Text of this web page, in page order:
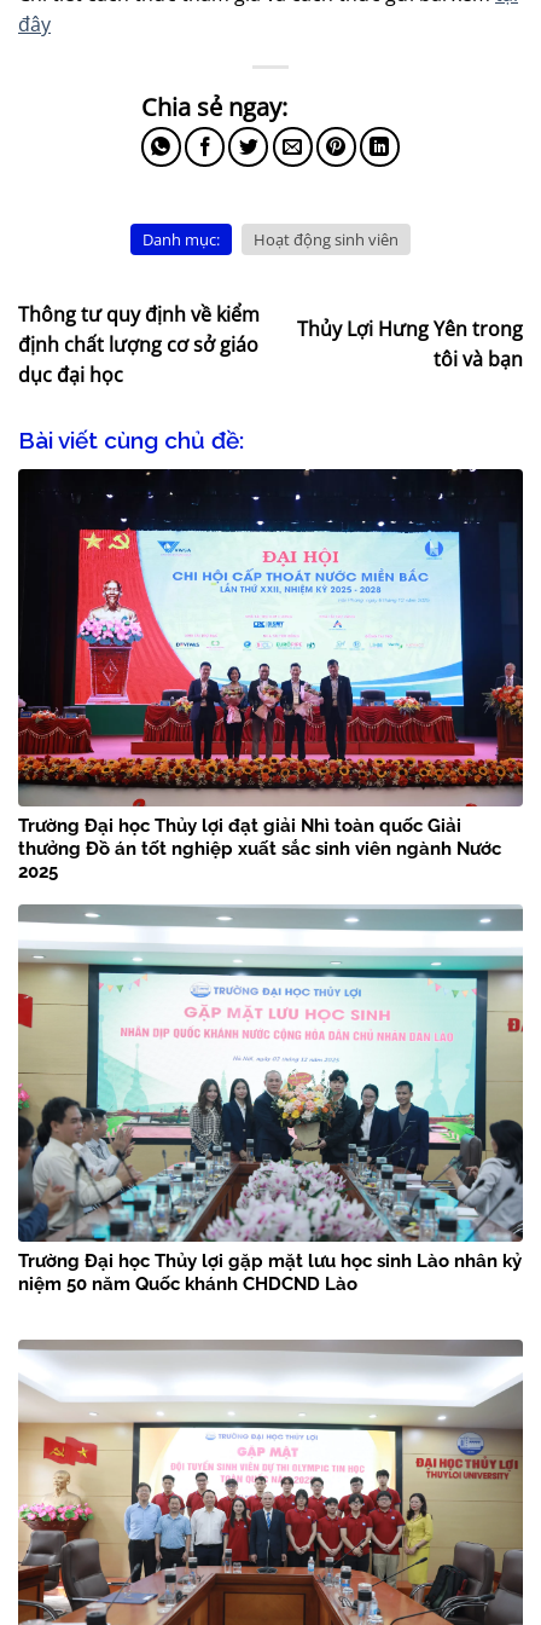
đây
Danh mục: Hoạt động sinh viên
Thông tư quy định về kiểm
định chất lượng cơ sở giáo
dục đại học
Thủy Lợi Hưng Yên trong
tôi và bạn
Bài viết cùng chủ đề:
Trường Đại học Thủy lợi đạt giải Nhì toàn quốc Giải
thưởng Đồ án tốt nghiệp xuất sắc sinh viên ngành Nước
2025
Trường Đại học Thủy lợi gặp mặt lưu học sinh Lào nhân kỷ
niệm 50 năm Quốc khánh CHDCND Lào